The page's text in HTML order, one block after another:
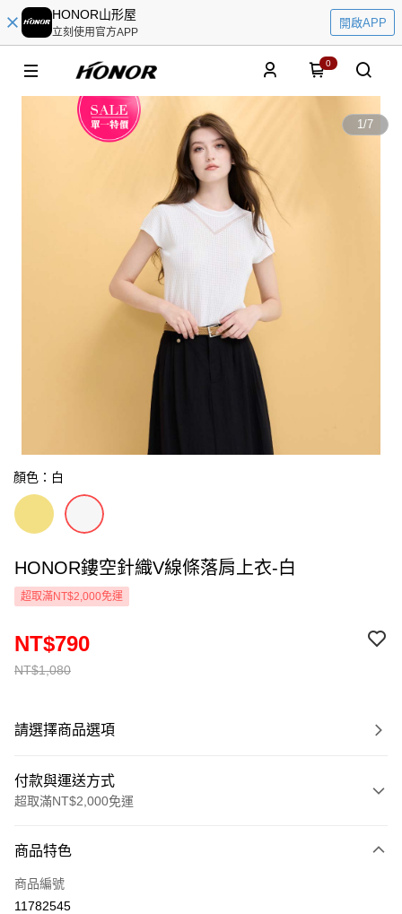
HONOR山形屋
立刻使用官方APP
開啟APP
0
1/7
顏色：白
HONOR鏤空針織V線條落肩上衣-白
超取滿NT$2,000免運
NT$1,080
NT$790
請選擇商品選項
付款與運送方式
超取滿NT$2,000免運
信用卡一次付款
超商取貨付款
商品特色
商品編號
11782545